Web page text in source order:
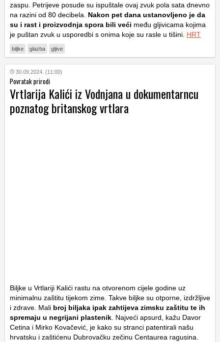
zaspu. Petrijeve posude su ispuštale ovaj zvuk pola sata dnevno
na razini od 80 decibela. Nakon pet dana ustanovljeno je da
su i rast i proizvodnja spora bili veći među gljivicama kojima
je puštan zvuk u usporedbi s onima koje su rasle u tišini. HRT
biljke glazba gljive
30.09.2024. (11:00)
Povratak prirodi
Vrtlarija Kalići iz Vodnjana u dokumentarncu
poznatog britanskog vrtlara
Biljke u Vrtlariji Kalići rastu na otvorenom cijele godine uz
minimalnu zaštitu tijekom zime. Takve biljke su otporne, izdržljive
i zdrave. Mali broj biljaka ipak zahtijeva zimsku zaštitu te ih
spremaju u negrijani plastenik . Najveći apsurd, kažu Davor
Cetina i Mirko Kovačević, je kako su stranci patentirali našu
hrvatsku i zaštićenu Dubrovačku zečinu Centaurea ragusina.